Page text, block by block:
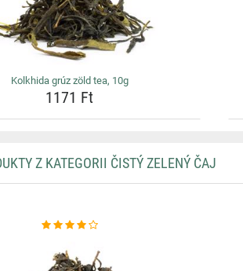
Kolkhida grúz zöld tea, 10g
1171 Ft
Z KATEGORII ČISTÝ ZELENÝ ČAJ